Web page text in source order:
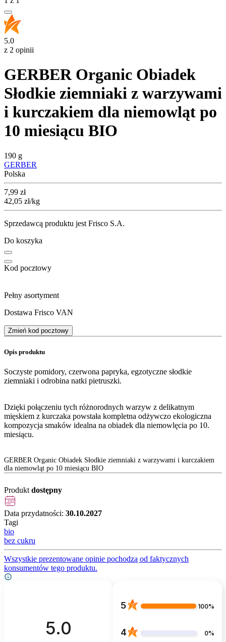
5.0
z 2 opinii
GERBER Organic Obiadek
Słodkie ziemniaki z warzywami
i kurczakiem dla niemowląt po
10 miesiącu BIO
190 g
GERBER
Polska
Cena
7,99 zł
42,05 zł/kg
Sprzedawcą produktu jest Frisco S.A.
Do koszyka
Kod pocztowy
Pełny asortyment
Dostawa Frisco VAN
Zmień kod pocztowy
Opis produktu
Soczyste pomidory, czerwona papryka, egzotyczne słodkie
ziemniaki i odrobina natki pietruszki.
Dzięki połączeniu tych różnorodnych warzyw z delikatnym
mięskiem z kurczaka powstała kompletna odżywczo ekologiczna
kompozycja smaków idealna na obiadek dla niemowlęcia po 10.
miesiącu.
GERBER Organic Obiadek Słodkie ziemniaki z warzywami i kurczakiem
dla niemowląt po 10 miesiącu BIO
Produkt dostępny
Data przydatności: 30.10.2027
Tagi
bio
bez cukru
Wszystkie prezentowane opinie pochodzą od faktycznych
konsumentów tego produktu.
5.0
5 100%
4 0%